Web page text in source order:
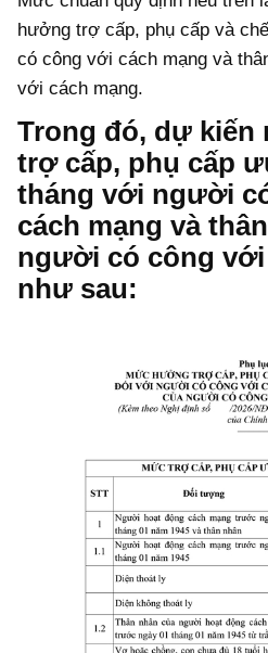
hưởng trợ cấp, phụ cấp và
có công với cách mạng và
với cách mạng.
Trong đó, dự
trợ cấp, phụ cấp
tháng với người
cách mạng và
người có công với
như sau: